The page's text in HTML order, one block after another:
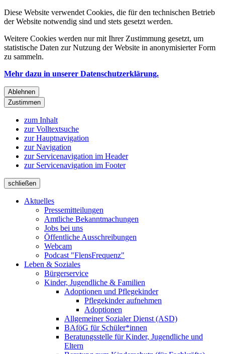
Diese Website verwendet Cookies, die für den technischen Betrieb
der Website notwendig sind und stets gesetzt werden.
Weitere Cookies werden nur mit Ihrer Zustimmung gesetzt, um
statistische Daten zur Nutzung der Website in anonymisierter Form
zu sammeln.
Mehr dazu in unserer Datenschutzerklärung.
Ablehnen
Zustimmen
zum Inhalt
zur Volltextsuche
zur Hauptnavigation
zur Navigation
zur Servicenavigation im Header
zur Servicenavigation im Footer
schließen
Aktuelles
Pressemitteilungen
Amtliche Bekanntmachungen
Jobs bei uns
Öffentliche Ausschreibungen
Webcam
Podcast "FlensFrequenz"
Leben & Soziales
Bürgerservice
Kinder, Jugendliche & Familien
Adoptionen und Pflegekinder
Pflegekinder aufnehmen
Adoptionen
Allgemeiner Sozialer Dienst (ASD)
BAföG für Schüler*innen
Beratungsstelle für Kinder, Jugendliche und
Eltern